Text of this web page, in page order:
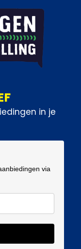
in je
via